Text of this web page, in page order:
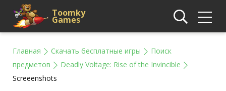
Toomky
Games
Главная Скачать бесплатные игры
Поиск
предметов
Deadly Voltage: Rise of the Invincible
Screeenshots